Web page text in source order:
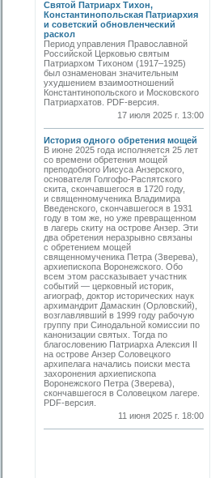
Святой Патриарх Тихон,
Константинопольская Патриархия
и советский обновленческий
раскол
Период управления Православной
Российской Церковью святым
Патриархом Тихоном (1917–1925)
был ознаменован значительным
ухудшением взаимоотношений
Константинопольского и Московского
Патриархатов. PDF-версия.
17 июля 2025 г. 13:00
История одного обретения мощей
В июне 2025 года исполняется 25 лет
со времени обретения мощей
преподобного Иисуса Анзерского,
основателя Голгофо-Распятского
скита, скончавшегося в 1720 году,
и священномученика Владимира
Введенского, скончавшегося в 1931
году в том же, но уже превращенном
в лагерь скиту на острове Анзер. Эти
два обретения неразрывно связаны
с обретением мощей
священномученика Петра (Зверева),
архиепископа Воронежского. Обо
всем этом рассказывает участник
событий — церковный историк,
агиограф, доктор исторических наук
архимандрит Дамаскин (Орловский),
возглавлявший в 1999 году рабочую
группу при Синодальной комиссии по
канонизации святых. Тогда по
благословению Патриарха Алексия II
на острове Анзер Соловецкого
архипелага начались поиски места
захоронения архиепископа
Воронежского Петра (Зверева),
скончавшегося в Соловецком лагере.
PDF-версия.
11 июня 2025 г. 18:00